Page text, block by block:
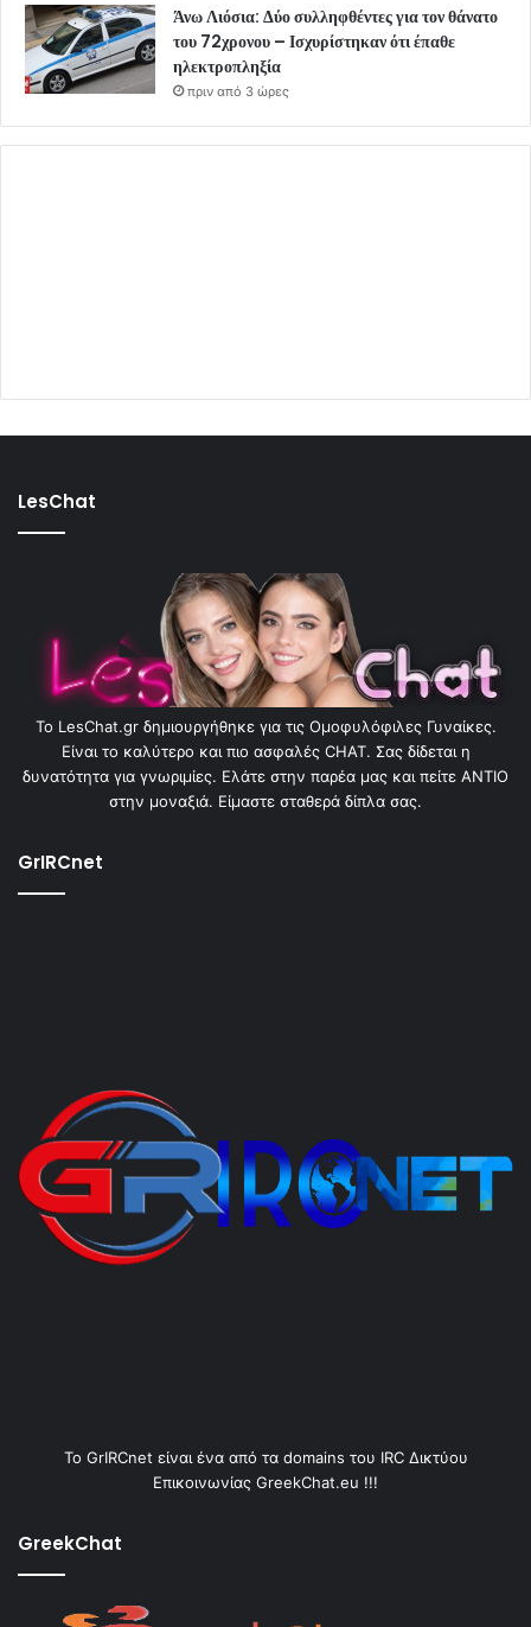
Άνω Λιόσια: Δύο συλληφθέντες για τον θάνατο
του 72χρονου – Ισχυρίστηκαν ότι έπαθε
ηλεκτροπληξία
πριν από 3 ώρες
LesChat
To LesChat.gr δημιουργήθηκε για τις Ομοφυλόφιλες Γυναίκες.
Είναι το καλύτερο και πιο ασφαλές CHAT. Σας δίδεται η
δυνατότητα για γνωριμίες. Ελάτε στην παρέα μας και πείτε ΑΝΤΙΟ
στην μοναξιά. Είμαστε σταθερά δίπλα σας.
GrIRCnet
Το GrIRCnet είναι ένα από τα domains του IRC Δικτύου
Επικοινωνίας GreekChat.eu !!!
GreekChat